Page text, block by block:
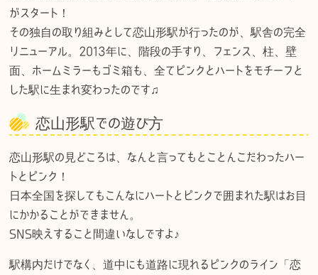
がスタート！
その独自の取り組みとして恋山形駅が行ったのが、駅舎の完全
リニューアル。2013年に、階段の手すり、フェンス、柱、壁
面、ホームミラーもゴミ箱も、全てピンクとハートをモチーフと
した駅に生まれ変わったのです♫
恋山形駅での遊び方
恋山形駅の見どころは、なんと言ってもとことんこだわったハー
トとピンク！
日本全国を探してもこんなにハートとピンクで囲まれた駅はお目
にかかることができません。
SNS映えすること間違いなしですよ♪
駅構内だけでなく、道中にも道路に現れるピンクのライン「恋